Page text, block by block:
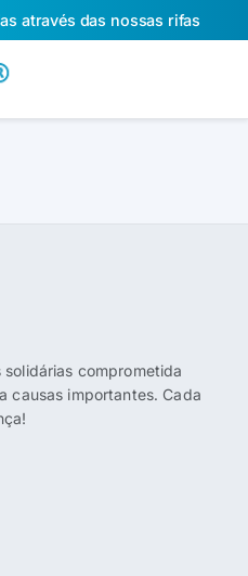
através das nossas rifas
comprometida
causas importantes. Cada